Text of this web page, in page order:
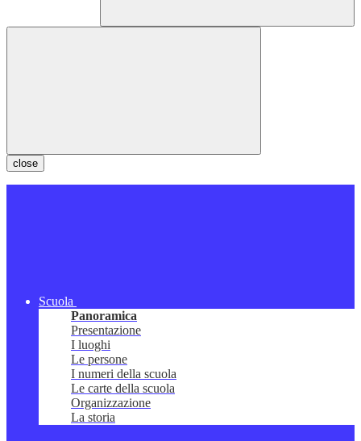
close
Scuola
Panoramica
Presentazione
I luoghi
Le persone
I numeri della scuola
Le carte della scuola
Organizzazione
La storia